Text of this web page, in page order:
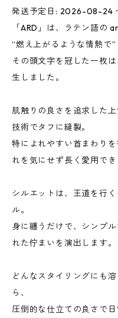
発送予定日: 2026-08-24
「ARD」は、ラテン語の
“燃え上がるような情熱で
その頭文字を冠した一枚
生しました。
肌触りの良さを追求した
技術でタフに縫製。
特によれやすい首まわり
れを気にせず長く愛用でき
シルエットは、王道を行
ル。
身に纏うだけで、シンプ
れた佇まいを演出します。
どんなスタイリングにも
ら、
圧倒的な仕立ての良さで